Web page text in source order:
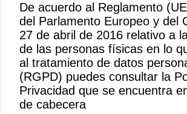
P
u
b
l
i
c
a
De acuerdo al Reglamento
del Parlamento Europeo y del
27 de abril de 2016 relativo a
de las personas físicas en lo
al tratamiento de datos
(RGPD) puedes consultar la
Privacidad que se encuentra
de cabecera